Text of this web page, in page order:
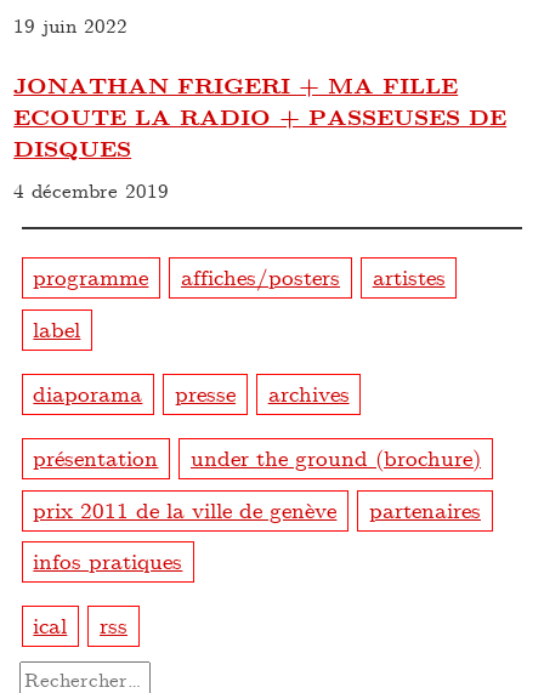
19 juin 2022
JONATHAN FRIGERI + MA FILLE
ECOUTE LA RADIO + PASSEUSES DE
DISQUES
4 décembre 2019
programme affiches/posters
artistes
label
diaporama presse archives
présentation
under the ground (brochure)
prix 2011 de la ville de genève
partenaires
infos pratiques
ical rss
Rechercher :